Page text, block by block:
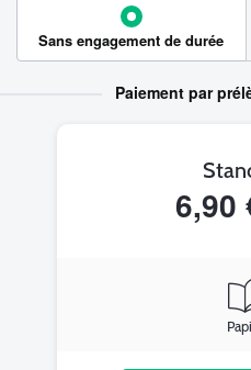
Sans engagement de durée
Paiement par
6,90